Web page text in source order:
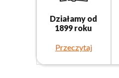
Działamy od
1899 roku
Przeczytaj